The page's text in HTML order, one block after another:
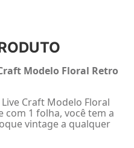
Modelo Floral Retro
Craft Modelo Floral
com 1 folha, você tem a
vintage a qualquer